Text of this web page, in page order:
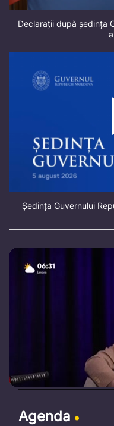
Declarații după ședința
Ședința Guvernului
Agenda